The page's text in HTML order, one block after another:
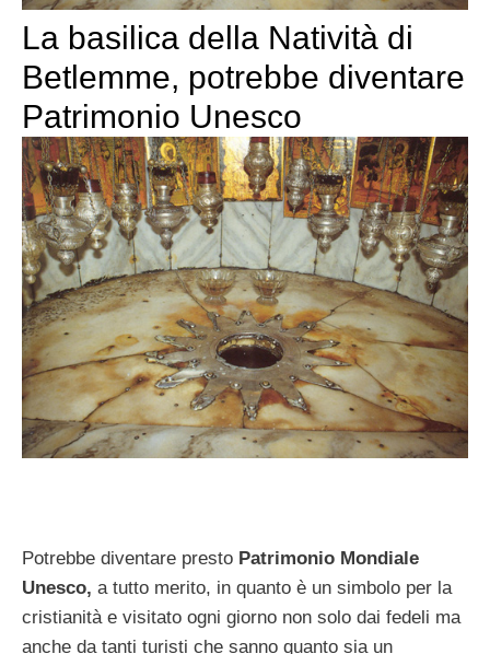
La basilica della Natività di
Betlemme, potrebbe diventare
Patrimonio Unesco
Potrebbe diventare presto Patrimonio Mondiale
Unesco, a tutto merito, in quanto è un simbolo per la
cristianità e visitato ogni giorno non solo dai fedeli ma
anche da tanti turisti che sanno quanto sia un